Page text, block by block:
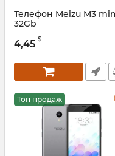
Телефон Meizu M3
32Gb
4,45 $
Топ продаж